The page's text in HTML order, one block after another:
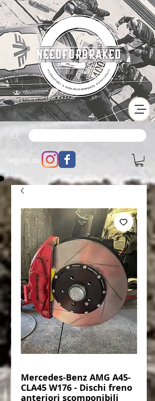
Seguici su
Mercedes-Benz AMG A45-
CLA45 W176 - Dischi freno
anteriori scomponibili